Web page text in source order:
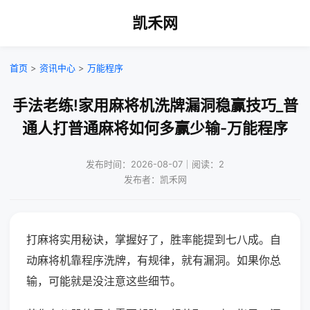
凯禾网
首页 > 资讯中心 > 万能程序
手法老练!家用麻将机洗牌漏洞稳赢技巧_普
通人打普通麻将如何多赢少输-万能程序
发布时间：2026-08-07｜阅读：2
发布者：凯禾网
打麻将实用秘诀，掌握好了，胜率能提到七八成。自
动麻将机靠程序洗牌，有规律，就有漏洞。如果你总
输，可能就是没注意这些细节。